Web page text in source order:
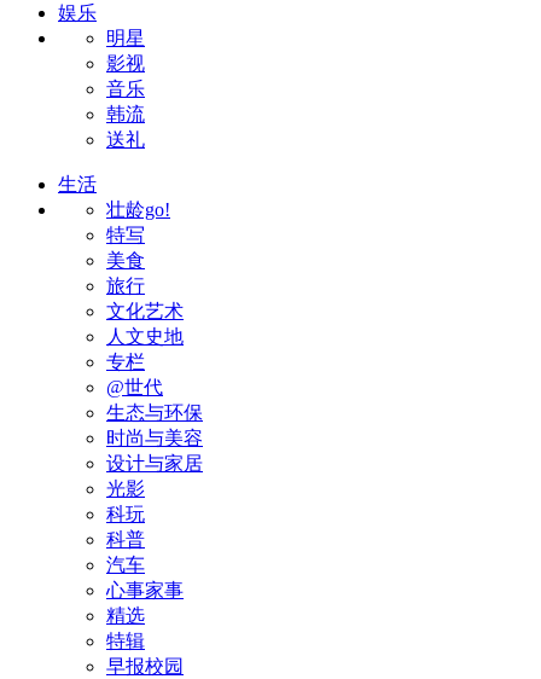
娱乐
明星
影视
音乐
韩流
送礼
生活
壮龄go!
特写
美食
旅行
文化艺术
人文史地
专栏
@世代
生态与环保
时尚与美容
设计与家居
光影
科玩
科普
汽车
心事家事
精选
特辑
早报校园